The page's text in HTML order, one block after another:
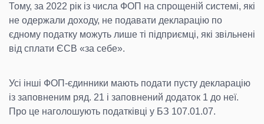
Тому, за 2022 рік із числа ФОП на спрощеній системі, які
не одержали доходу, не подавати декларацію по
єдному податку можуть лише ті підприємці, які звільнені
від сплати ЄСВ «за себе».
Усі інші ФОП-єдинники мають подати пусту декларацію
із заповненим ряд. 21 і заповнений додаток 1 до неї.
Про це наголошують податківці у БЗ 107.01.07.